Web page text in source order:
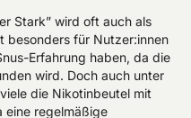
Stark” wird oft auch als
besonders für Nutzer:innen
Erfahrung haben, da die
wird. Doch auch unter
die Nikotinbeutel mit
eine regelmäßige